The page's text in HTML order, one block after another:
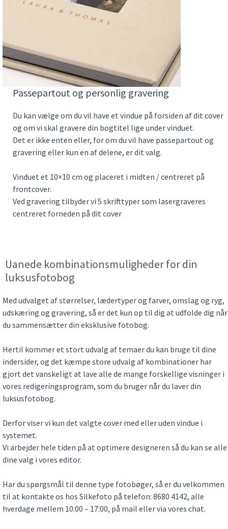
Passepartout og personlig gravering
Du kan vælge om du vil have et vindue på forsiden af dit cover
og om vi skal gravere din bogtitel lige under vinduet.
Det er ikke enten eller, for om du vil have passepartout og
gravering eller kun en af delene, er dit valg.
Vinduet et 10×10 cm og placeret i midten / centreret på
frontcover.
Ved gravering tilbyder vi 5 skrifttyper som lasergraveres
centreret forneden på dit cover
Uanede kombinationsmuligheder for din
luksusfotobog
Med udvalget af størrelser, lædertyper og farver, omslag og ryg,
udskæring og gravering, så er det kun op til dig at udfolde dig når
du sammensætter din eksklusive fotobog.
Hertil kommer et stort udvalg af temaer du kan bruge til dine
indersider, og det kæmpe store udvalg af kombinationer har
gjort det vanskeligt at lave alle de mange forskellige visninger i
vores redigeringsprogram, som du bruger når du laver din
luksusfotobog.
Derfor viser vi kun det valgte cover med eller uden vindue i
systemet.
Vi arbejder hele tiden på at optimere designeren så du kan se alle
dine valg i vores editor.
Har du spørgsmål til denne type fotobøger, så er du velkommen
til at kontakte os hos Silkefoto på telefon: 8680 4142, alle
hverdage mellem 10:00 – 17:00, på mail eller via vores chat.